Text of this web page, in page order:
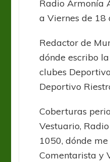
Radio Armonía
a Viernes de 18
Redactor de
dónde escribo
clubes
Deportivo
Coberturas
Vestuario,
1050, dónde
Comentarista y